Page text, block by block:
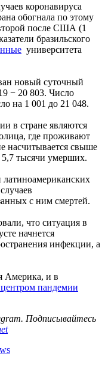
коронавируса
обогнала по этому
после США (1
бразильского
е университета
новый суточный
− 20 803. Число
на 1 001 до 21 048.
в стране являются
где проживают
насчитывается свыше
тысячи умерших.
латиноамериканских
с ним смертей.
что ситуация в
начнется
инфекции, а
Америка, и в
пандемии
Подписывайтесь